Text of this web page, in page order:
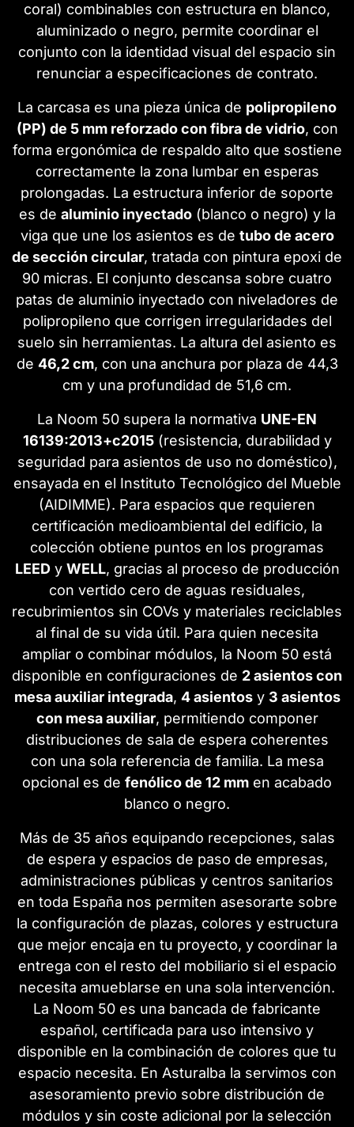
coral) combinables con estructura en blanco,
aluminizado o negro, permite coordinar el
conjunto con la identidad visual del espacio sin
renunciar a especificaciones de contrato.
La carcasa es una pieza única de polipropileno
(PP) de 5 mm reforzado con fibra de vidrio, con
forma ergonómica de respaldo alto que sostiene
correctamente la zona lumbar en esperas
prolongadas. La estructura inferior de soporte
es de aluminio inyectado(blanco o negro) y la
viga que une los asientos es de tubo de acero
de sección circular, tratada con pintura epoxi de
90 micras. El conjunto descansa sobre cuatro
patas de aluminio inyectado con niveladores de
polipropileno que corrigen irregularidades del
suelo sin herramientas. La altura del asiento es
de 46,2 cm, con una anchura por plaza de 44,3
cm y una profundidad de 51,6 cm.
La Noom 50 supera la normativa UNE-EN
16139:2013+c2015(resistencia, durabilidad y
seguridad para asientos de uso no doméstico),
ensayada en el Instituto Tecnológico del Mueble
(AIDIMME). Para espacios que requieren
certificación medioambiental del edificio, la
colección obtiene puntos en los programas
LEEDy WELL, gracias al proceso de producción
con vertido cero de aguas residuales,
recubrimientos sin COVs y materiales reciclables
al final de su vida útil. Para quien necesita
ampliar o combinar módulos, la Noom 50 está
disponible en configuraciones de 2 asientos con
mesa auxiliar integrada, 4 asientosy 3 asientos
con mesa auxiliar, permitiendo componer
distribuciones de sala de espera coherentes
con una sola referencia de familia. La mesa
opcional es de fenólico de 12 mm en acabado
blanco o negro.
Más de 35 años equipando recepciones, salas
de espera y espacios de paso de empresas,
administraciones públicas y centros sanitarios
en toda España nos permiten asesorarte sobre
la configuración de plazas, colores y estructura
que mejor encaja en tu proyecto, y coordinar la
entrega con el resto del mobiliario si el espacio
necesita amueblarse en una sola intervención.
La Noom 50 es una bancada de fabricante
español, certificada para uso intensivo y
disponible en la combinación de colores que tu
espacio necesita. En Asturalba la servimos con
asesoramiento previo sobre distribución de
módulos y sin coste adicional por la selección